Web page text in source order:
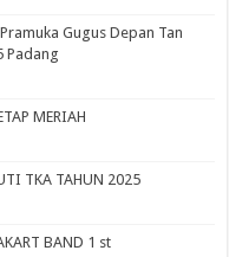
Gugus Depan Tan
Padang
MERIAH
TKA TAHUN 2025
BAND 1 st